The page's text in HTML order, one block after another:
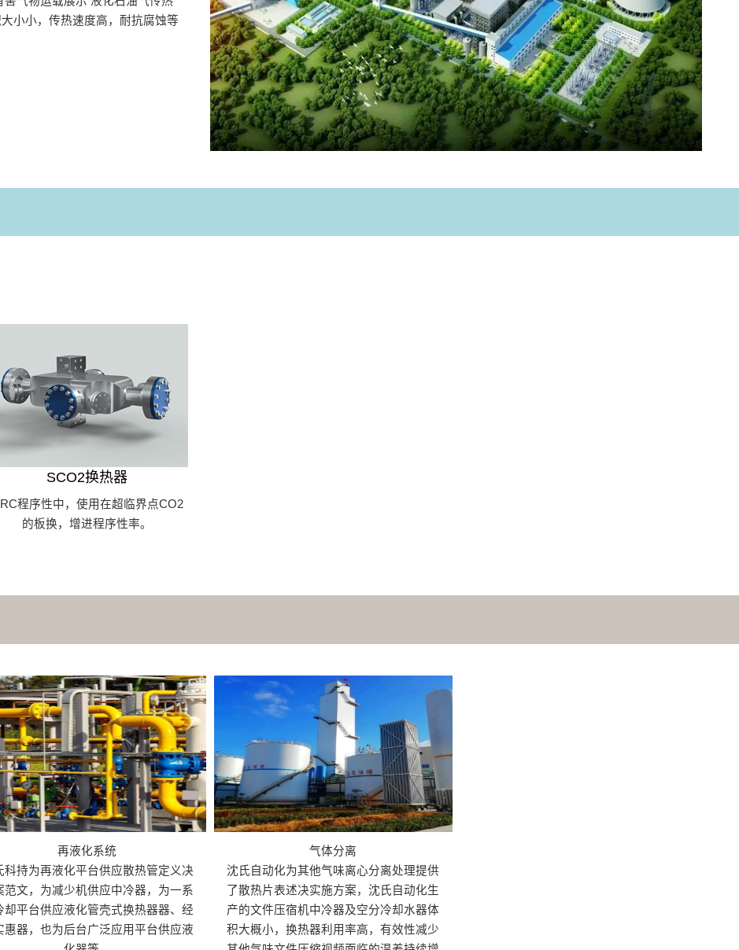
小小，传热速度高，耐抗腐蚀等
SCO2换热器
程序性中，使用在超临界点CO2
的板换，增进程序性率。
再液化系统
科持为再液化平台供应散热管定义决
范文，为减少机供应中冷器，为一系
却平台供应液化管壳式换热器器、经
惠器，也为后台广泛应用平台供应液
气体分离
沈氏自动化为其他气味离心分离处理提供
了散热片表述决实施方案，沈氏自动化生
产的文件压宿机中冷器及空分冷却水器体
积大概小，换热器利用率高，有效性减少